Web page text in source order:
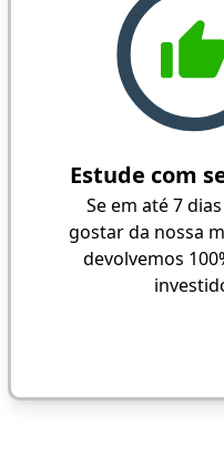
Estude com
Se em até 7
gostar da nossa
devolvemos